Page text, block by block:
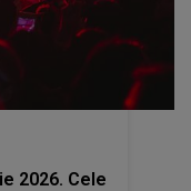
2026. Cele